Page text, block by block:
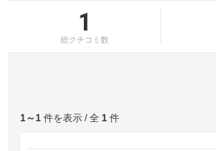
1
総クチコミ数
1～1 件を表示 / 全 1 件